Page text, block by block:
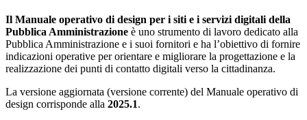
Il Manuale operativo di design per i siti e i servizi digitali della
Pubblica Amministrazione è uno strumento di lavoro dedicato alla
Pubblica Amministrazione e i suoi fornitori e ha l’obiettivo di fornire
indicazioni operative per orientare e migliorare la progettazione e la
realizzazione dei punti di contatto digitali verso la cittadinanza.
La versione aggiornata (versione corrente) del Manuale operativo di
design corrisponde alla 2025.1.